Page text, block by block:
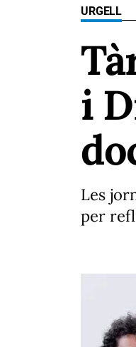
URGELL
i
Les
per